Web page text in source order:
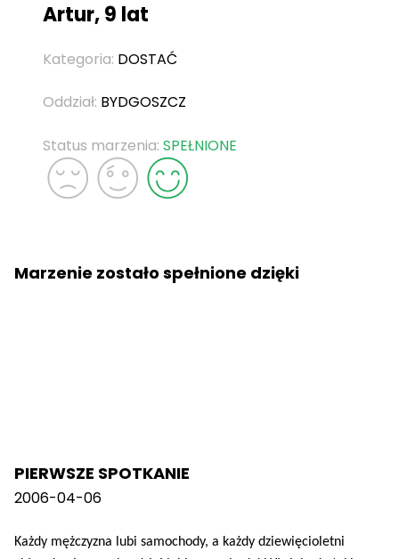
Artur, 9 lat
Kategoria: DOSTAĆ
Oddział: BYDGOSZCZ
Status marzenia: SPEŁNIONE
Marzenie zostało spełnione dzięki
PIERWSZE SPOTKANIE
2006-04-06
Każdy mężczyzna lubi samochody, a każdy dziewięcioletni